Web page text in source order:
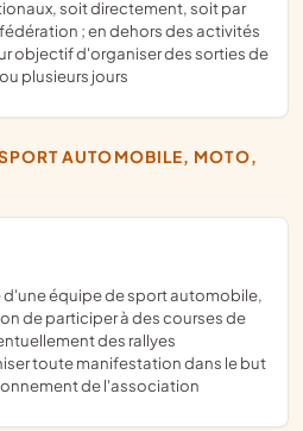
soit directement, soit par
; en dehors des activités
objectif d'organiser des sorties de
plusieurs jours
de participer à des courses de
des rallyes
toute manifestation dans le but
de l'association